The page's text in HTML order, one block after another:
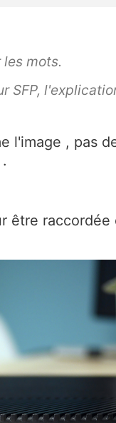
les mots.
SFP,
l'image , pas
être